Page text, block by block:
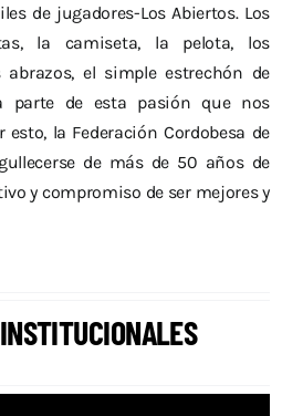
de jugadores-Los Abiertos. Los
la camiseta, la pelota, los
abrazos, el simple estrechón de
parte de esta pasión que nos
la Federación Cordobesa de
de más de 50 años de
y compromiso de ser mejores y